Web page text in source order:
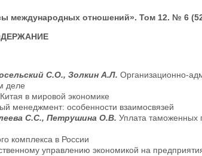
международных отношений». Том 12. № 6
С.О., Золкин А.Л. Организационно-
деле
в мировой экономике
менеджмент: особенности взаимосвязей
С.С., Петрушина О.В. Уплата таможенных
комплекса в России
управлению экономикой на